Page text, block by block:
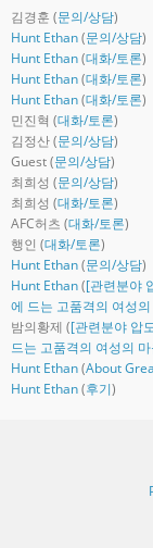
김경훈 (문의/상담)
Hunt Ethan(문의/상담)
Hunt Ethan(대화/토론)
Hunt Ethan(대화/토론)
Hunt Ethan(대화/토론)
민진혁 (대화/토론)
김정산(문의/상담)
Guest(문의/상담)
최희성 (문의/상담)
최희성 (대화/토론)
AFC허츠 (대화/토론)
행인 (대화/토론)
Hunt Ethan(문의/상담)
Hunt Ethan([관련분야
에 드는 고품격의 여성
밤의황제 ([관련분야 압
드는 고품격의 여성의
Hunt Ethan(About
Hunt Ethan(후기)